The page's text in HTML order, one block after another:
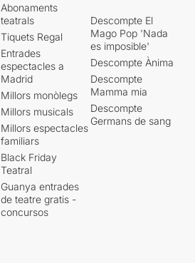
Abonaments
teatrals
Tiquets Regal
Entrades
espectacles a
Madrid
Millors monòlegs
Millors musicals
Millors espectacles
familiars
Black Friday
Teatral
Guanya entrades
de teatre gratis -
concursos
Descompte El
Mago Pop 'Nada
es imposible'
Descompte Ànima
Descompte
Mamma mia
Descompte
Germans de sang